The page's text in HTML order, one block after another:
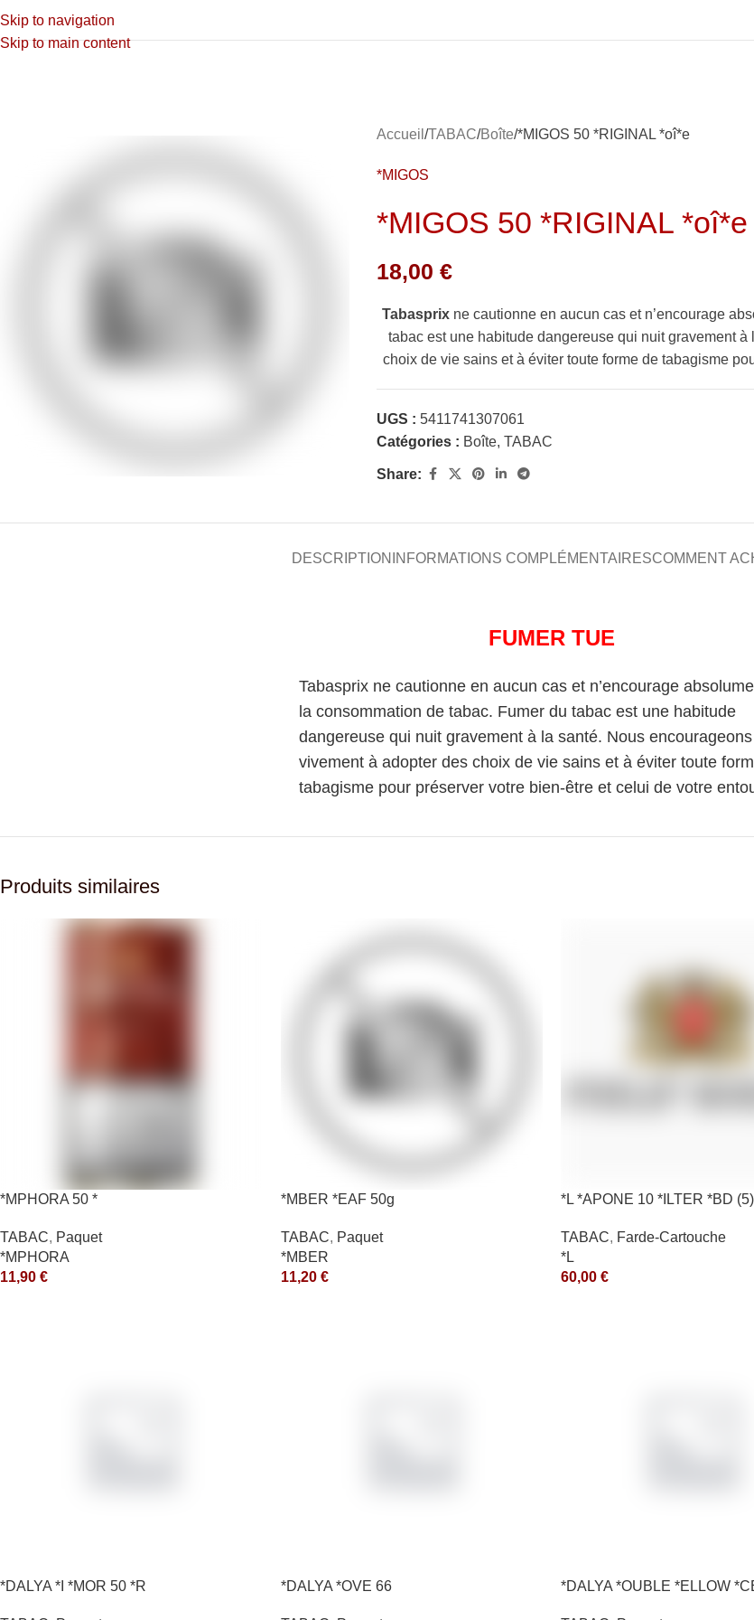
Skip to navigation
Skip to main content
Accueil TABAC Boîte *MIGOS 50 *RIGINAL *oî*e
*MIGOS
*MIGOS 50 *RIGINAL *oî*e
18,00€
Tabasprix ne cautionne en aucun cas et n’encourage
tabac est une habitude dangereuse qui nuit gravement
choix de vie sains et à éviter toute forme de tabagisme
UGS :5411741307061
Catégories : Boîte, TABAC
Share:
DESCRIPTION INFORMATIONS COMPLÉMENTAIRESCOMMENT
FUMER TUE
Tabasprix ne cautionne en aucun cas et n’encourage
la consommation de tabac. Fumer du tabac est une habitude
dangereuse qui nuit gravement à la santé. Nous encourageons
vivement à adopter des choix de vie sains et à éviter toute
tabagisme pour préserver votre bien-être et celui de votre
Produits similaires
*MPHORA 50 *
TABAC, Paquet
*MPHORA
11,90 €
*MBER *EAF 50g
TABAC, Paquet
*MBER
11,20 €
*L *APONE 10 *ILTER *BD
TABAC, Farde-Cartouche
*L
60,00 €
*DALYA *I *MOR 50 *R *DALYA *OVE 66 *DALYA *OUBLE *ELLOW